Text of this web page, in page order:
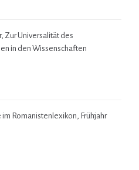
Zur Universalität des
in den Wissenschaften
im Romanistenlexikon, Frühjahr